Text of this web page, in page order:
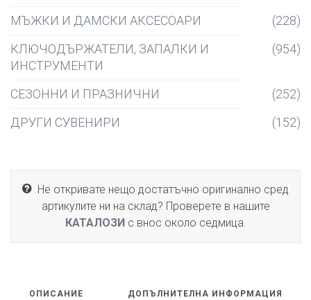
МЪЖКИ И ДАМСКИ АКСЕСОАРИ
(228)
КЛЮЧОДЪРЖАТЕЛИ, ЗАПАЛКИ И
ИНСТРУМЕНТИ
(954)
СЕЗОННИ И ПРАЗНИЧНИ
(252)
ДРУГИ СУВЕНИРИ
(152)
Не откривате нещо достатъчно оригинално сред
артикулите ни на склад? Проверете в нашите
КАТАЛОЗИс внос около седмица.
ОПИСАНИЕ ДОПЪЛНИТЕЛНА ИНФОРМАЦИЯ